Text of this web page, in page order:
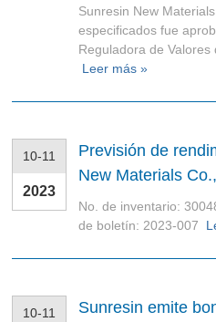
Sunresin New
especificados fue
Reguladora de Valores
Leer más »
10-11
2023
Previsión de
New Materials
No. de inventario:
de boletín: 2023-007
10-11
Sunresin emite